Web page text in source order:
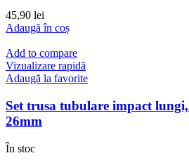
45,90 lei
Adaugă în coș
Add to compare
Vizualizare rapidă
Adaugă la favorite
Set trusa tubulare impact lungi,
26mm
În stoc